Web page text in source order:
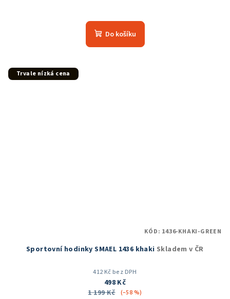
hodnocení
produktu
Do košíku
Trvale nízká cena
Sportovní hodinky SMAEL 1436 khaki Skladem v ČR
412 Kč bez DPH
498 Kč
1 199 Kč
(–58 %)
KÓD: 1436-KHAKI-GREEN